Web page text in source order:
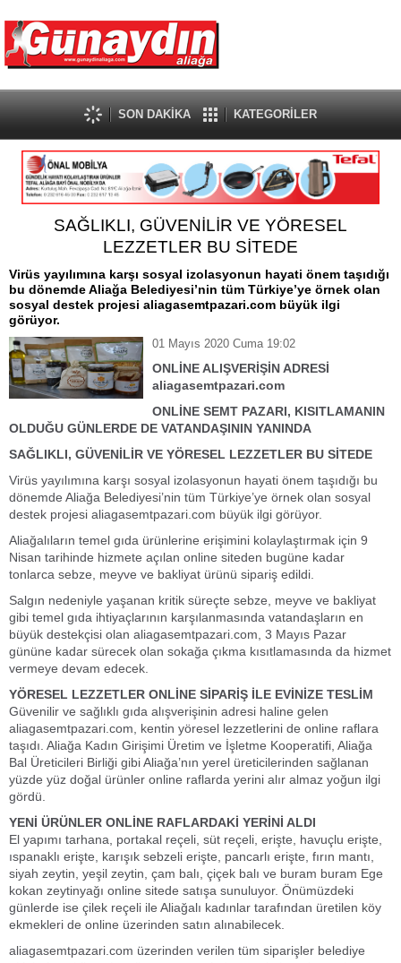
SON DAKİKA KATEGORİLER
SAĞLIKLI, GÜVENİLİR VE YÖRESEL
LEZZETLER BU SİTEDE
Virüs yayılımına karşı sosyal izolasyonun hayati önem taşıdığı
bu dönemde Aliağa Belediyesi’nin tüm Türkiye’ye örnek olan
sosyal destek projesi aliagasemtpazari.com büyük ilgi
görüyor.
01 Mayıs 2020 Cuma 19:02
ONLİNE ALIŞVERİŞİN ADRESİ
aliagasemtpazari.com
ONLİNE SEMT PAZARI, KISITLAMANIN
OLDUĞU GÜNLERDE DE VATANDAŞININ YANINDA
SAĞLIKLI, GÜVENİLİR VE YÖRESEL LEZZETLER BU SİTEDE
Virüs yayılımına karşı sosyal izolasyonun hayati önem taşıdığı bu
dönemde Aliağa Belediyesi’nin tüm Türkiye’ye örnek olan sosyal
destek projesi aliagasemtpazari.com büyük ilgi görüyor.
Aliağalıların temel gıda ürünlerine erişimini kolaylaştırmak için 9
Nisan tarihinde hizmete açılan online siteden bugüne kadar
tonlarca sebze, meyve ve bakliyat ürünü sipariş edildi.
Salgın nedeniyle yaşanan kritik süreçte sebze, meyve ve bakliyat
gibi temel gıda ihtiyaçlarının karşılanmasında vatandaşların en
büyük destekçisi olan aliagasemtpazari.com, 3 Mayıs Pazar
gününe kadar sürecek olan sokağa çıkma kısıtlamasında da hizmet
vermeye devam edecek.
YÖRESEL LEZZETLER ONLİNE SİPARİŞ İLE EVİNİZE TESLİM
Güvenilir ve sağlıklı gıda alışverişinin adresi haline gelen
aliagasemtpazari.com, kentin yöresel lezzetlerini de online raflara
taşıdı. Aliağa Kadın Girişimi Üretim ve İşletme Kooperatifi, Aliağa
Bal Üreticileri Birliği gibi Aliağa’nın yerel üreticilerinden sağlanan
yüzde yüz doğal ürünler online raflarda yerini alır almaz yoğun ilgi
gördü.
YENİ ÜRÜNLER ONLİNE RAFLARDAKİ YERİNİ ALDI
El yapımı tarhana, portakal reçeli, süt reçeli, erişte, havuçlu erişte,
ıspanaklı erişte, karışık sebzeli erişte, pancarlı erişte, fırın mantı,
siyah zeytin, yeşil zeytin, çam balı, çiçek balı ve buram buram Ege
kokan zeytinyağı online sitede satışa sunuluyor. Önümüzdeki
günlerde ise çilek reçeli ile Aliağalı kadınlar tarafından üretilen köy
ekmekleri de online üzerinden satın alınabilecek.
aliagasemtpazari.com üzerinden verilen tüm siparişler belediye